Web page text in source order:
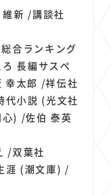
新 /講談社
合ランキング
長編サスペ
幸太郎 /祥伝社
小説 (光文社
) /佐伯 泰英
/双葉社
涯 (潮文庫) /